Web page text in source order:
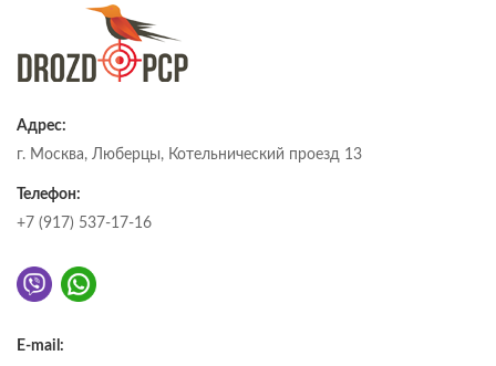
Адрес:
г. Москва, Люберцы, Котельнический проезд 13
Телефон:
+7 (917) 537-17-16
E-mail: